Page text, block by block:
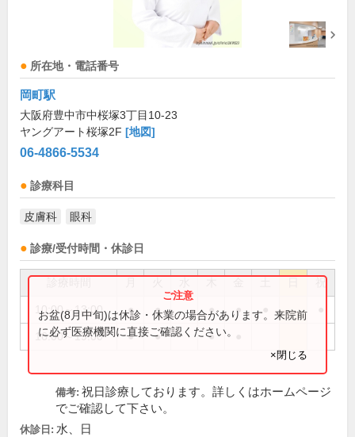
所在地・電話番号
岡町駅
大阪府豊中市中桜塚3丁目10-23
ヤングアート桜塚2F [地図]
06-4866-5534
診療科目
皮膚科 眼科
診療/受付時間・休診日
祝
10:00～13:00 ● ● ● ●
16:00～19:00 ● ● ●
お盆(8月中旬)は休診・休業の場合があります。来院前
に必ず医療機関に直接ご確認ください。
×閉じる
備考: 祝日診療しております。詳しくはホームページ
でご確認して下さい。
休診日: 水、日